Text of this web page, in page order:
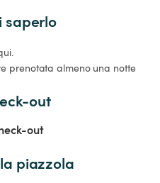
saperlo
prenotata almeno una notte
out
out
piazzola